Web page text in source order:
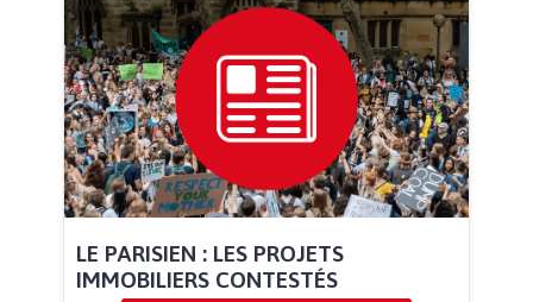
LE PARISIEN : LES PROJETS
IMMOBILIERS CONTESTÉS